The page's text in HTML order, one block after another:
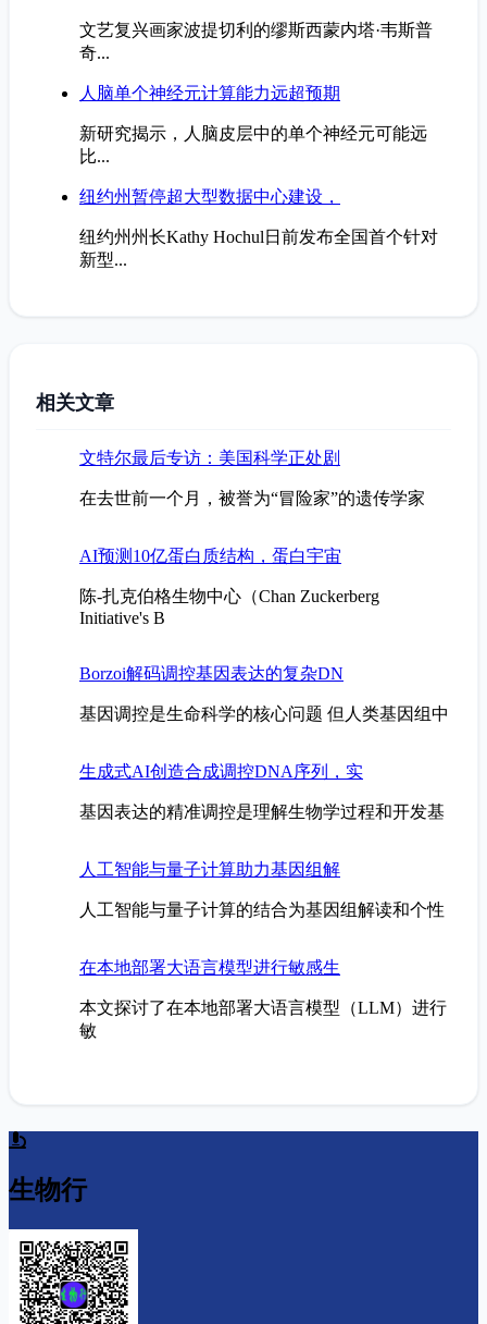
文艺复兴画家波提切利的缪斯西蒙内塔·韦斯普
奇...
人脑单个神经元计算能力远超预期
新研究揭示，人脑皮层中的单个神经元可能远
比...
纽约州暂停超大型数据中心建设，
纽约州州长Kathy Hochul日前发布全国首个针对
新型...
相关文章
文特尔最后专访：美国科学正处剧
在去世前一个月，被誉为“冒险家”的遗传学家
AI预测10亿蛋白质结构，蛋白宇宙
陈-扎克伯格生物中心（Chan Zuckerberg
Initiative's B
Borzoi解码调控基因表达的复杂DN
基因调控是生命科学的核心问题 但人类基因组中
生成式AI创造合成调控DNA序列，实
基因表达的精准调控是理解生物学过程和开发基
人工智能与量子计算助力基因组解
人工智能与量子计算的结合为基因组解读和个性
在本地部署大语言模型进行敏感生
本文探讨了在本地部署大语言模型（LLM）进行
敏
生物行